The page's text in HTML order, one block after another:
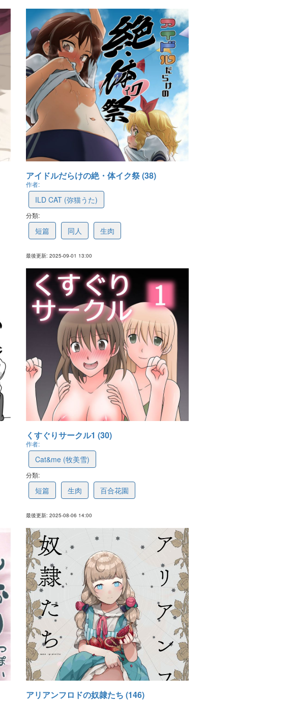
アイドルだらけの絶・体イク祭 (38)
作者:
ILD CAT (弥猫うた)
分類:
短篇 同人 生肉
最後更新: 2025-09-01 13:00
くすぐりサークル1 (30)
作者:
Cat&me (牧美雪)
分類:
短篇 生肉 百合花園
最後更新: 2025-08-06 14:00
アリアンフロドの奴隷たち (146)